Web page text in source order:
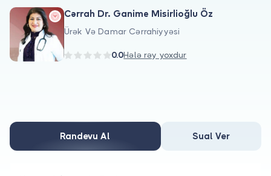
Həkimlər üçün
Cərrah Dr. Ganime Misirlioğlu Öz
Ürək Və Damar Cərrahiyyəsi
0.0Hələ rəy yoxdur
Randevu Al Sual Ver